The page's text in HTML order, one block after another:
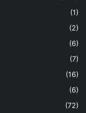
(1)
(2)
(6)
(7)
(16)
(6)
(72)